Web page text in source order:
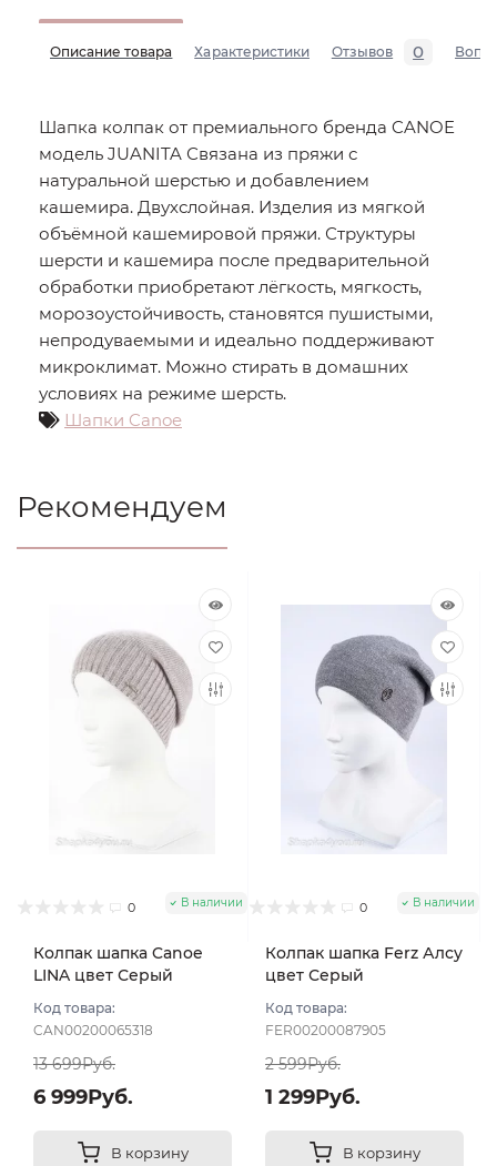
Описание товара Характеристики Отзывов 0
Шапка колпак от премиального бренда CANOE
модель JUANITA Связана из пряжи с
натуральной шерстью и добавлением
кашемира. Двухслойная. Изделия из мягкой
объёмной кашемировой пряжи. Структуры
шерсти и кашемира после предварительной
обработки приобретают лёгкость, мягкость,
морозоустойчивость, становятся пушистыми,
непродуваемыми и идеально поддерживают
микроклимат. Можно стирать в домашних
условиях на режиме шерсть.
Шапки Canoe
Рекомендуем
0 В наличии
Колпак шапка Canoe
LINA цвет Серый
Код товара:
CAN00200065318
13 699Руб.
6 999Руб.
В корзину
0 В наличии
Колпак шапка Ferz Алсу
цвет Серый
Код товара:
FER00200087905
2 599Руб.
1 299Руб.
В корзину